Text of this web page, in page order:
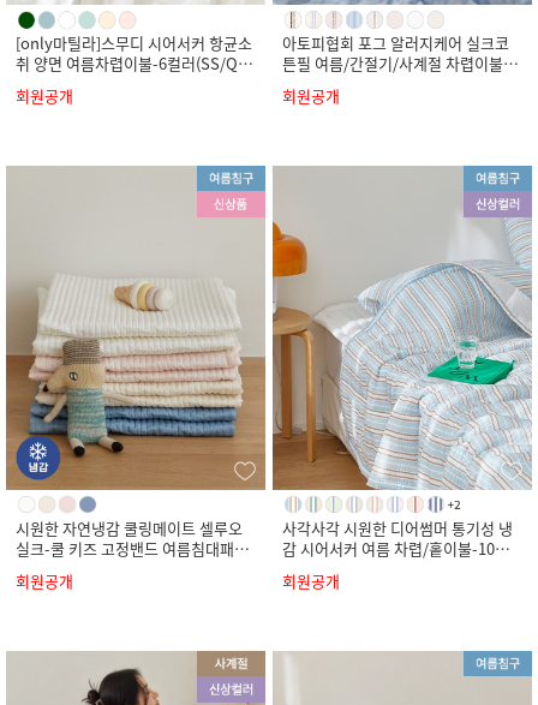
[only마틸라]스무디 시어서커 항균소
취 양면 여름차렵이불-6컬러(SS/Q/
K)
회원공개
아토피협회 포그 알러지케어 실크코
튼필 여름/간절기/사계절 차렵이불-8
컬러(SS/Q/K)
회원공개
시원한 자연냉감 쿨링메이트 셀루오
실크-쿨 키즈 고정밴드 여름침대패드-
4컬러(SS)
회원공개
사각사각 시원한 디어썸머 통기성 냉
감 시어서커 여름 차렵/홑이불-10컬
러(SS/Q/K)
회원공개